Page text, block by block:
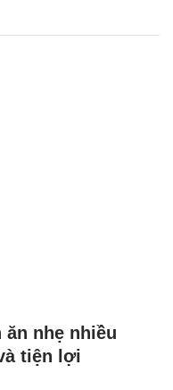
ăn nhẹ nhiều
tiện lợi